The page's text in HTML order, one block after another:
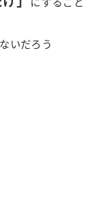
いだろう